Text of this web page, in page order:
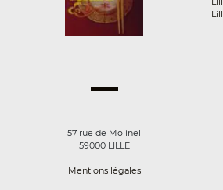
57 rue de Molinel
59000 LILLE
Mentions légales